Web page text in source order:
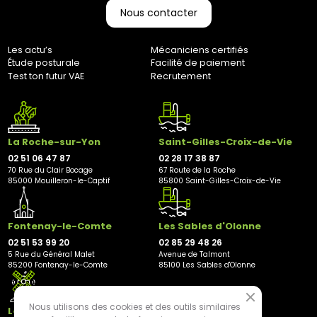
70 rue du Clair Bocage
85000, Mouilleron-Le-Captif
Nous contacter
Les actu’s
Mécaniciens certifiés
Étude posturale
Facilité de paiement
Test ton futur VAE
Recrutement
La Roche-sur-Yon
02 51 06 47 87
70 Rue du Clair Bocage
85000 Mouilleron-le-Captif
Saint-Gilles-Croix-de-Vie
02 28 17 38 87
67 Route de la Roche
85800 Saint-Gilles-Croix-de-Vie
Fontenay-le-Comte
02 51 53 99 20
5 Rue du Général Malet
85200 Fontenay-le-Comte
Les Sables d'Olonne
02 85 29 48 26
Avenue de Talmont
85100 Les Sables d'Olonne
Les Herbiers
Nous utilisons des cookies et des outils similaires